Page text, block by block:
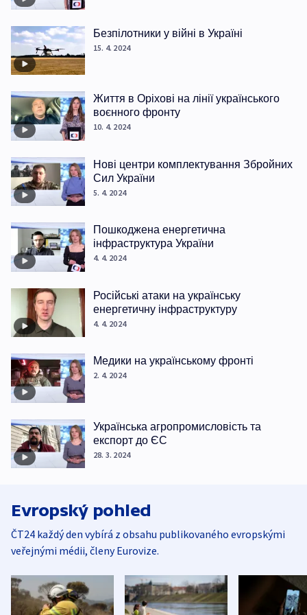
Безпілотники у війні в Україні
15. 4. 2024
Життя в Оріхові на лінії українського
воєнного фронту
10. 4. 2024
Нові центри комплектування Збройних
Сил України
5. 4. 2024
Пошкоджена енергетична
інфраструктура України
4. 4. 2024
Російські атаки на українську
енергетичну інфраструктуру
4. 4. 2024
Медики на українському фронті
2. 4. 2024
Українська агропромисловість та
експорт до ЄС
28. 3. 2024
Evropský pohled
ČT24 každý den vybírá z obsahu publikovaného evropskými
veřejnými médii, členy Eurovize.